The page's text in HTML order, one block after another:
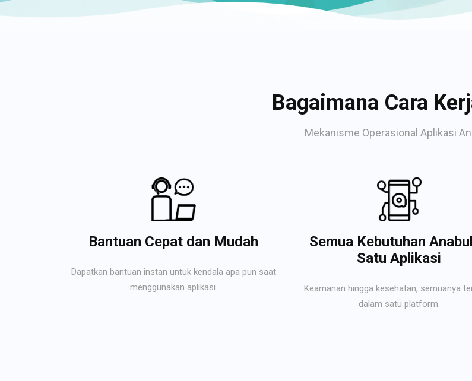
Bagaimana Cara
Mekanisme Operasional Aplikasi
Bantuan Cepat dan Mudah
Dapatkan bantuan instan untuk kendala apa pun saat
menggunakan aplikasi.
Semua Kebutuhan
Satu Aplikasi
Keamanan hingga kesehatan, semuanya
dalam satu platform.